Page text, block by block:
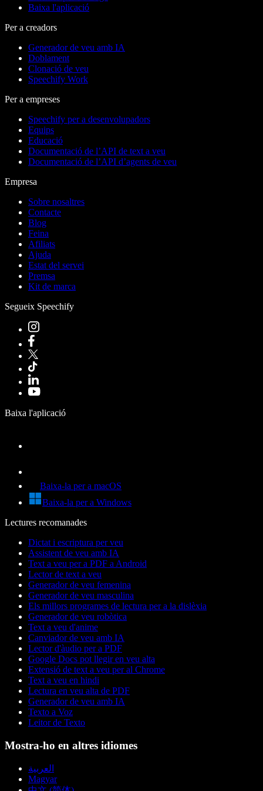
Baixa l'aplicació
Per a creadors
Generador de veu amb IA
Doblament
Clonació de veu
Speechify Work
Per a empreses
Speechify per a desenvolupadors
Equips
Educació
Documentació de l’API de text a veu
Documentació de l’API d’agents de veu
Empresa
Sobre nosaltres
Contacte
Blog
Feina
Afiliats
Ajuda
Estat del servei
Premsa
Kit de marca
Segueix Speechify
Baixa l'aplicació
Baixa-la per a macOS
Baixa-la per a Windows
Lectures recomanades
Dictat i escriptura per veu
Assistent de veu amb IA
Text a veu per a PDF a Android
Lector de text a veu
Generador de veu femenina
Generador de veu masculina
Els millors programes de lectura per a la dislèxia
Generador de veu robòtica
Text a veu d'anime
Canviador de veu amb IA
Lector d'àudio per a PDF
Google Docs pot llegir en veu alta
Extensió de text a veu per al Chrome
Text a veu en hindi
Lectura en veu alta de PDF
Generador de veu amb IA
Texto a Voz
Leitor de Texto
Mostra-ho en altres idiomes
العربية
Magyar